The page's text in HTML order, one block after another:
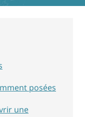
posées
une